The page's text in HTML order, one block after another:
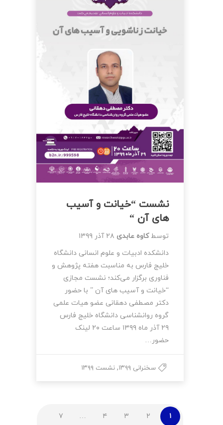
نشست “خیانت و آسیب
های آن “
توسطکاوه عابدی ۲۸ آذر ۱۳۹۹
دانشکده ادبیات و علوم انسانی دانشگاه
خلیج فارس به مناسبت هفته پژوهش و
فناوری برگزار می‌کند؛ نشست مجازی
“خیانت و آسیب های آن ” با حضور
دکتر مصطفی دهقانی عضو هیات علمی
گروه روانشناسی دانشگاه خلیج فارس
۲۹ آذر ماه ۱۳۹۹ ساعت ۲۰ لینک
حضور…
سخنرانی ۱۳۹۹ , نشست ۱۳۹۹
۱ ۲ ۳ ۴ … ۷